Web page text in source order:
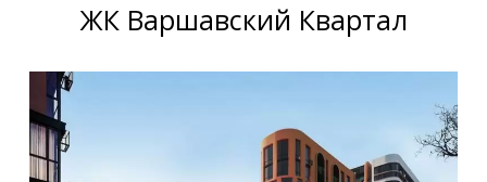
ЖК Варшавский Квартал